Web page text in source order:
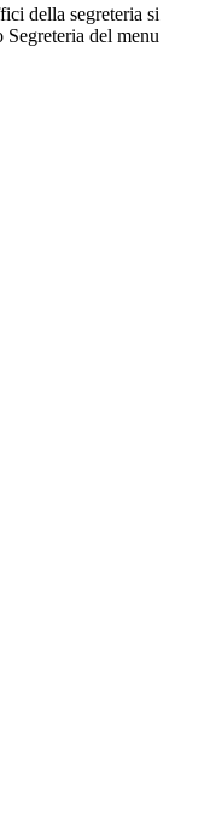
della segreteria si
del menu